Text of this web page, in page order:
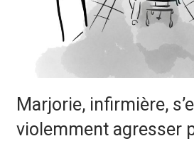
Marjorie, infirmière,
violemment agresser